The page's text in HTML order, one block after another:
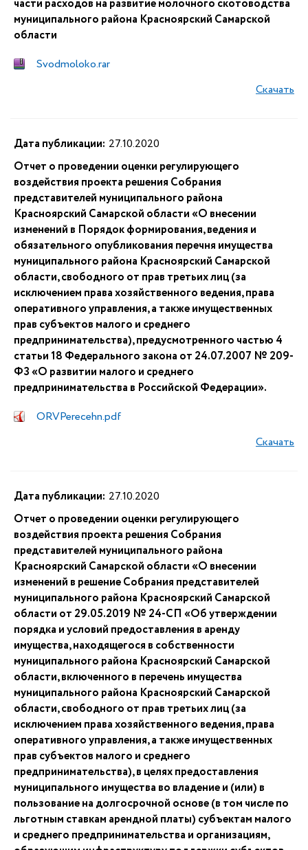
части расходов на развитие молочного скотоводства
муниципального района Красноярский Самарской
области
Svodmoloko.rar
Скачать
Дата публикации: 27.10.2020
Отчет о проведении оценки регулирующего
воздействия проекта решения Собрания
представителей муниципального района
Красноярский Самарской области «О внесении
изменений в Порядок формирования, ведения и
обязательного опубликования перечня имущества
муниципального района Красноярский Самарской
области, свободного от прав третьих лиц (за
исключением права хозяйственного ведения, права
оперативного управления, а также имущественных
прав субъектов малого и среднего
предпринимательства), предусмотренного частью 4
статьи 18 Федерального закона от 24.07.2007 № 209-
ФЗ «О развитии малого и среднего
предпринимательства в Российской Федерации».
ORVPerecehn.pdf
Скачать
Дата публикации: 27.10.2020
Отчет о проведении оценки регулирующего
воздействия проекта решения Собрания
представителей муниципального района
Красноярский Самарской области «О внесении
изменений в решение Собрания представителей
муниципального района Красноярский Самарской
области от 29.05.2019 № 24-СП «Об утверждении
порядка и условий предоставления в аренду
имущества, находящегося в собственности
муниципального района Красноярский Самарской
области, включенного в перечень имущества
муниципального района Красноярский Самарской
области, свободного от прав третьих лиц (за
исключением права хозяйственного ведения, права
оперативного управления, а также имущественных
прав субъектов малого и среднего
предпринимательства), в целях предоставления
муниципального имущества во владение и (или) в
пользование на долгосрочной основе (в том числе по
льготным ставкам арендной платы) субъектам малого
и среднего предпринимательства и организациям,